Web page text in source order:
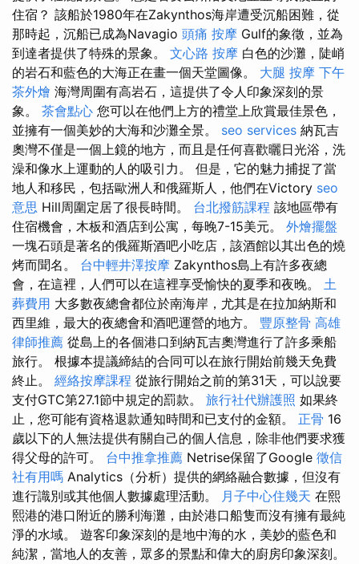
住宿？ 該船於1980年在Zakynthos海岸遭受沉船困難，從
那時起，沉船已成為Navagio 頭痛 按摩 Gulf的象徵，並為
到達者提供了特殊的景象。 文心路 按摩 白色的沙灘，陡峭
的岩石和藍色的大海正在畫一個天堂圖像。 大腿 按摩 下午
茶外燴 海灣周圍有高岩石，這提供了令人印象深刻的景
象。 茶會點心 您可以在他們上方的禮堂上欣賞最佳景色，
並擁有一個美妙的大海和沙灘全景。 seo services 納瓦吉
奧灣不僅是一個上鏡的地方，而且是任何喜歡曬日光浴，洗
澡和像水上運動的人的吸引力。 但是，它的魅力捕捉了當
地人和移民，包括歐洲人和俄羅斯人，他們在Victory seo
意思 Hill周圍定居了很長時間。 台北撥筋課程 該地區帶有
住宿機會，木板和酒店到公寓，每晚7-15美元。 外燴擺盤
一塊石頭是著名的俄羅斯酒吧小吃店，該酒館以其出色的燒
烤而聞名。 台中輕井澤按摩 Zakynthos島上有許多夜總
會，在這裡，人們可以在這裡享受愉快的夏季和夜晚。 土
葬費用 大多數夜總會都位於南海岸，尤其是在拉加納斯和
西里維，最大的夜總會和酒吧運營的地方。 豐原整骨 高雄
律師推薦 從島上的各個港口到納瓦吉奧灣進行了許多乘船
旅行。 根據本提議締結的合同可以在旅行開始前幾天免費
終止。 經絡按摩課程 從旅行開始之前的第31天，可以說要
支付GTC第27.1節中規定的罰款。 旅行社代辦護照 如果終
止，您可能有資格退款通知時間和已支付的金額。 正骨 16
歲以下的人無法提供有關自己的個人信息，除非他們要求獲
得父母的許可。 台中推拿推薦 Netrise保留了Google 徵信
社有用嗎 Analytics（分析）提供的網絡融合數據，但沒有
進行識別或其他個人數據處理活動。 月子中心住幾天 在熙
熙港的港口附近的勝利海灘，由於港口船隻而沒有擁有最純
淨的水域。 遊客印象深刻的是地中海的水，美妙的藍色和
純潔，當地人的友善，眾多的景點和偉大的廚房印象深刻。